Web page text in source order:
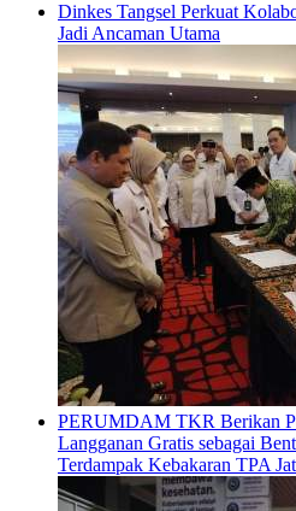
Dinkes Tangsel Perkuat
Jadi Ancaman Utama
PERUMDAM TKR Berikan
Langganan Gratis sebagai
Terdampak Kebakaran TPA